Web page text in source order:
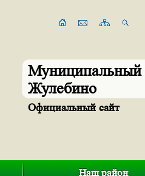
Муниципальный
Жулебино
Официальный сайт
Наш район